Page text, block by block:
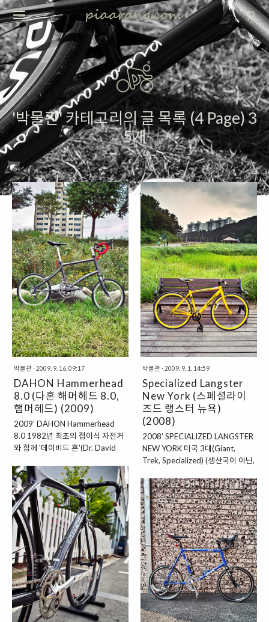
'박물관' 카테고리의 글 목록 (4 Page) 3
5개
박물관· 2009. 9. 16. 09:17
DAHON Hammerhead
8.0 (다혼 해머헤드 8.0,
햄머헤드) (2009)
2009' DAHON Hammerhead
8.0 1982년 최초의 접이식 자전거
와 함께 '데이비드 혼'(Dr. David
1983년 대만에 접이식 자전거 공
장 가동을 시작으로, 현재 세계 최대
의 폴딩 바이크 생산, 판매 업체로
자리 잡았다. DAHON은 친환경적
인 라이프스타일을 추구하는 사람
들을 위한 녹색 모빌리티 솔루션을
만드는 기업 철학을 가지고 있다. 다
혼(DAHON) 해머헤드(햄머헤드,
Hammerhead, 귀상어)는 2005년
Hammerhead 5.0과 7.0을 시작으
로 런칭된 다혼의 미니스프린터이
다. 엄밀히 따지고 보자면 2007년
잠시 모습을 드러내고 자취를 감춘
박물관· 2009. 9. 1. 14:59
Specialized Langster
New York (스페셜라이
즈드 랭스터 뉴욕)
(2008)
2008' SPECIALIZED LANGSTER
NEW YORK 미국 3대(Giant,
Trek, Specialized) (생산국이 아닌,
페셜라이즈드(Specialized)는
1974년 '마이크 신야드(Mike
Sinyard)'가 타이어 수입대리점을
운영하다. 자신의 차고에서 자전거
사업을 시작해 성공을 이룬 MTB,
BMX, ROAD BIKE, 용품 등을 제조
하는 종합 자전거 메이커다. 스페셜
라이즈드는 그 브랜드 네임처럼 특
별하고 전문화된 앞서가는 자전거
디자인과 마케팅으로 오랫동안 명
성을 쌓아 왔다. 미국의 메신저들(우
체부)은 변속장치(기어)나 브레이크